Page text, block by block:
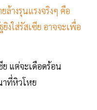
ล้างรุนแรงจริงๆ คือ
งใส่รัสเซีย อาจจะเพื่อ
แต่จะเดือดร้อน
าที่หิวโหย